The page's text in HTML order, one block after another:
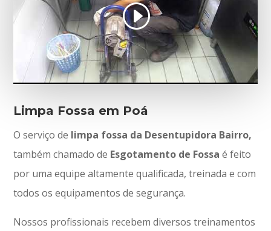
Limpa Fossa em Poá
O serviço de limpa fossa da Desentupidora Bairro,
também chamado de Esgotamento de Fossa é feito
por uma equipe altamente qualificada, treinada e com
todos os equipamentos de segurança.
Nossos profissionais recebem diversos treinamentos